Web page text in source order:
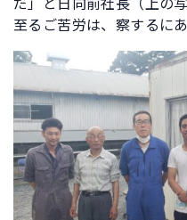
だ」と日向前社長（上の
至るご苦労は、察するに